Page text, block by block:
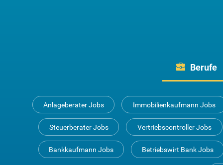
Berufe
Anlageberater Jobs Immobilienkaufmann Jobs
Steuerberater Jobs Vertriebscontroller Jobs
Bankkaufmann Jobs Betriebswirt Bank Jobs